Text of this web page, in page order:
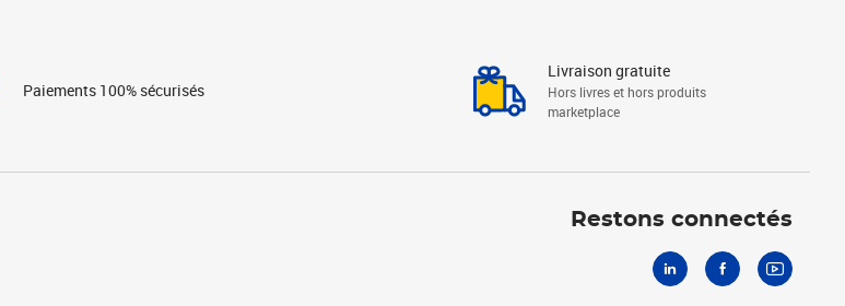
Paiements 100% sécurisés
Livraison gratuite
Hors livres et hors produits
marketplace
Restons connectés